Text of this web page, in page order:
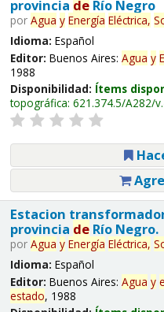
provincia deRío Negro
por Agua y Energía Eléctrica,
Idioma: Español
Editor: Buenos Aires: Agua y
1988
Disponibilidad: Ítems
topográfica: 621.374.5/A282/
Estacion
provincia deRío Negro.
por Agua y Energía Eléctrica,
Idioma: Español
Editor: Buenos Aires: Agua y
estado, 1988